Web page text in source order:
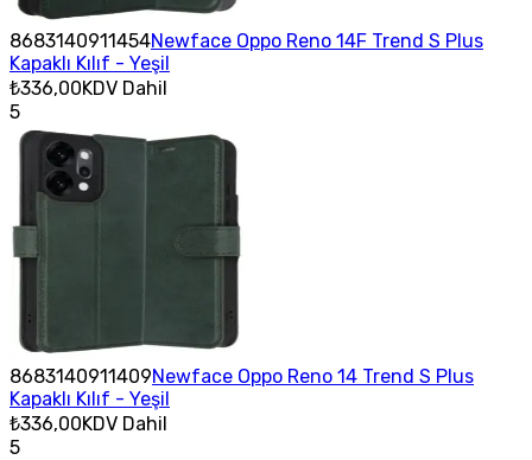
8683140911454Newface Oppo Reno 14F Trend S Plus
Kapaklı Kılıf - Yeşil
₺336,00KDV Dahil
5
8683140911409Newface Oppo Reno 14 Trend S Plus
Kapaklı Kılıf - Yeşil
₺336,00KDV Dahil
5